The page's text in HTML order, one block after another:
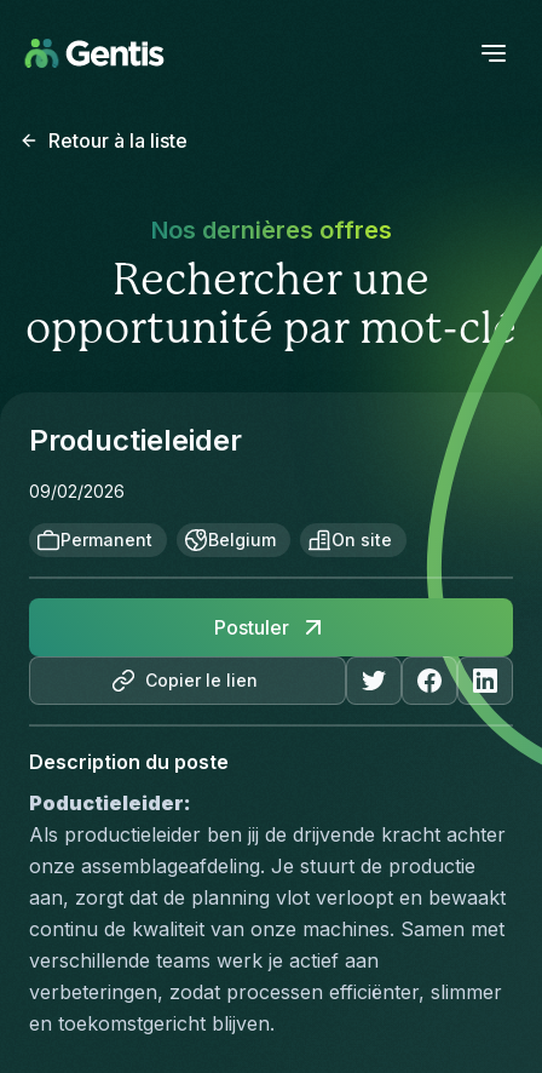
Retour à la liste
Nos dernières offres
Rechercher une
opportunité par mot-clé
Productieleider
09/02/2026
Permanent Belgium On site
Copier le lien
Postuler
Description du poste
Poductieleider:
Als productieleider ben jij de drijvende kracht achter
onze assemblageafdeling. Je stuurt de productie
aan, zorgt dat de planning vlot verloopt en bewaakt
continu de kwaliteit van onze machines. Samen met
verschillende teams werk je actief aan
verbeteringen, zodat processen efficiënter, slimmer
en toekomstgericht blijven.